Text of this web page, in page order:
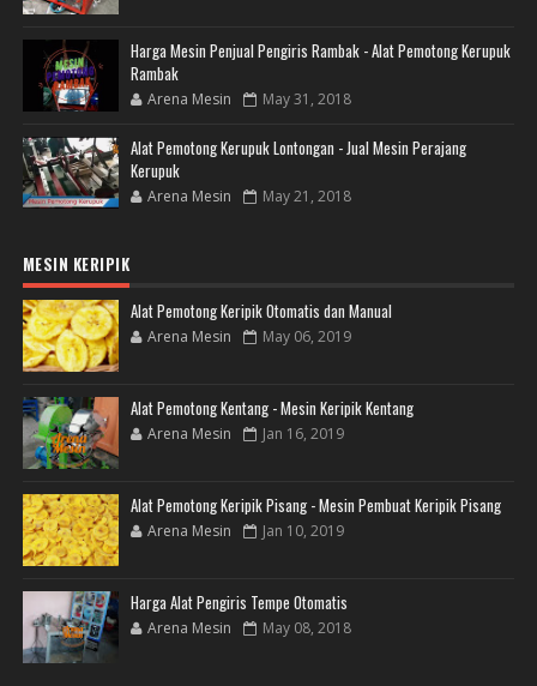
Harga Mesin Penjual Pengiris Rambak - Alat Pemotong Kerupuk
Rambak
Arena Mesin May 31, 2018
Alat Pemotong Kerupuk Lontongan - Jual Mesin Perajang
Kerupuk
Arena Mesin May 21, 2018
MESIN KERIPIK
Alat Pemotong Keripik Otomatis dan Manual
Arena Mesin May 06, 2019
Alat Pemotong Kentang - Mesin Keripik Kentang
Arena Mesin Jan 16, 2019
Alat Pemotong Keripik Pisang - Mesin Pembuat Keripik Pisang
Arena Mesin Jan 10, 2019
Harga Alat Pengiris Tempe Otomatis
Arena Mesin May 08, 2018